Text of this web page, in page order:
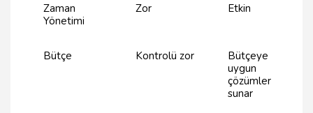
Zaman
Yönetimi
Zor Etkin
Bütçe Kontrolü zor
Bütçeye
uygun
çözümler
sunar